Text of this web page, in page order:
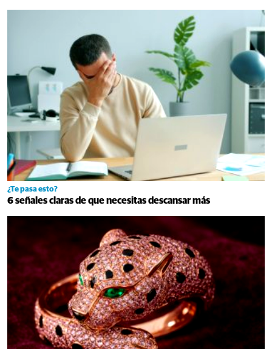
¿Te pasa esto?
6 señales claras de que necesitas descansar más